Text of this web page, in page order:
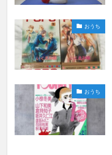
おうち
おうち